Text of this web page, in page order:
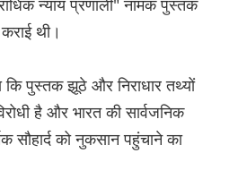
न्याय प्रणाली" नामक पुस्तक
थी।
कि पुस्तक झूठे और निराधार तथ्यों
है और भारत की सार्वजनिक
सौहार्द को नुकसान पहुंचाने का